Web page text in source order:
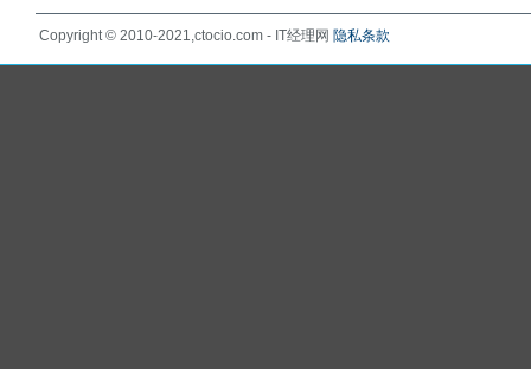
Copyright © 2010-2021,ctocio.com - IT经理网 隐私条款